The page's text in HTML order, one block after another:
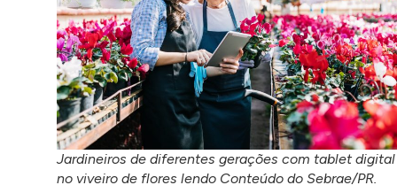
Jardineiros de diferentes gerações com tablet digital
no viveiro de flores lendo Conteúdo do Sebrae/PR.